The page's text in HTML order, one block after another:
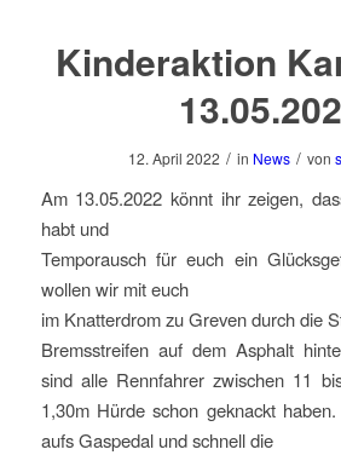
Kinderaktion
12. April 2022 / in News / von
Am 13.05.2022 könnt ihr zeigen,
habt und
Temporausch für euch ein
wollen wir mit euch
im Knatterdrom zu Greven durch die
Bremsstreifen auf dem Asphalt
sind alle Rennfahrer zwischen 11
1,30m Hürde schon geknackt
aufs Gaspedal und schnell die